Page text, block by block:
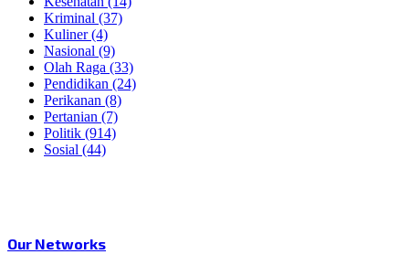
Kriminal (37)
Kuliner(4)
Nasional (9)
Olah Raga (33)
Pendidikan (24)
Perikanan (8)
Pertanian (7)
Politik (914)
Sosial (44)
Our Networks